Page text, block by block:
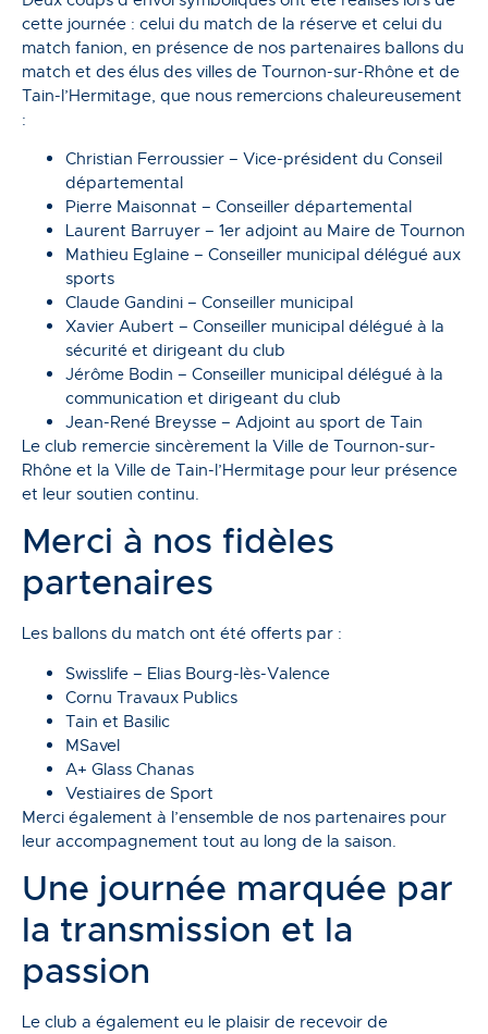
cette journée : celui du match de la réserve et celui du
match fanion, en présence de nos partenaires ballons du
match et des élus des villes de Tournon-sur-Rhône et de
Tain-l’Hermitage, que nous remercions chaleureusement
:
Christian Ferroussier – Vice-président du Conseil
départemental
Pierre Maisonnat – Conseiller départemental
Laurent Barruyer – 1er adjoint au Maire de Tournon
Mathieu Eglaine – Conseiller municipal délégué aux
sports
Claude Gandini – Conseiller municipal
Xavier Aubert – Conseiller municipal délégué à la
sécurité et dirigeant du club
Jérôme Bodin – Conseiller municipal délégué à la
communication et dirigeant du club
Jean-René Breysse – Adjoint au sport de Tain
Le club remercie sincèrement la Ville de Tournon-sur-
Rhône et la Ville de Tain-l’Hermitage pour leur présence
et leur soutien continu.
Merci à nos fidèles
partenaires
Les ballons du match ont été offerts par :
Swisslife – Elias Bourg-lès-Valence
Cornu Travaux Publics
Tain et Basilic
MSavel
A+ Glass Chanas
Vestiaires de Sport
Merci également à l’ensemble de nos partenaires pour
leur accompagnement tout au long de la saison.
Une journée marquée par
la transmission et la
passion
Le club a également eu le plaisir de recevoir de